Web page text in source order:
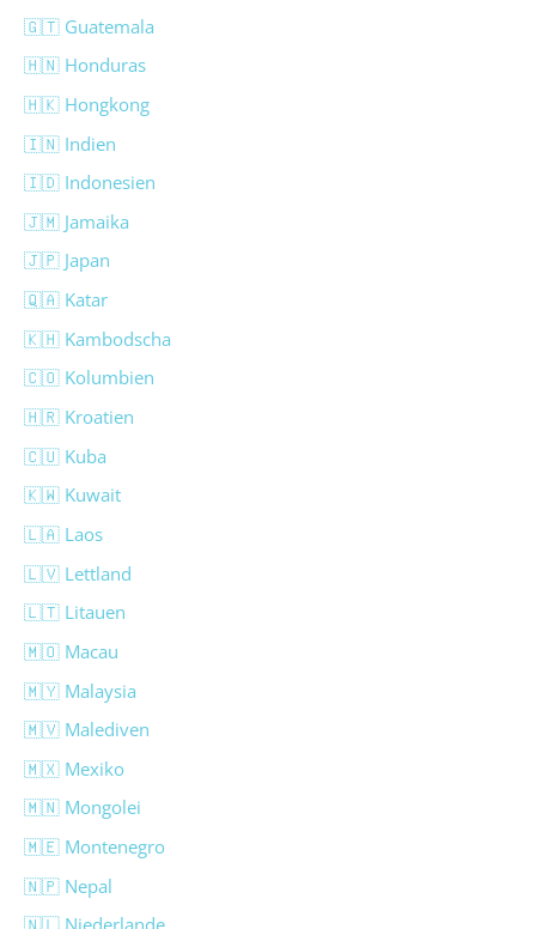
🇬🇹 Guatemala
🇭🇳 Honduras
🇭🇰 Hongkong
🇮🇳 Indien
🇮🇩 Indonesien
🇯🇲 Jamaika
🇯🇵 Japan
🇶🇦 Katar
🇰🇭 Kambodscha
🇨🇴 Kolumbien
🇭🇷 Kroatien
🇨🇺 Kuba
🇰🇼 Kuwait
🇱🇦 Laos
🇱🇻 Lettland
🇱🇹 Litauen
🇲🇴 Macau
🇲🇾 Malaysia
🇲🇻 Malediven
🇲🇽 Mexiko
🇲🇳 Mongolei
🇲🇪 Montenegro
🇳🇵 Nepal